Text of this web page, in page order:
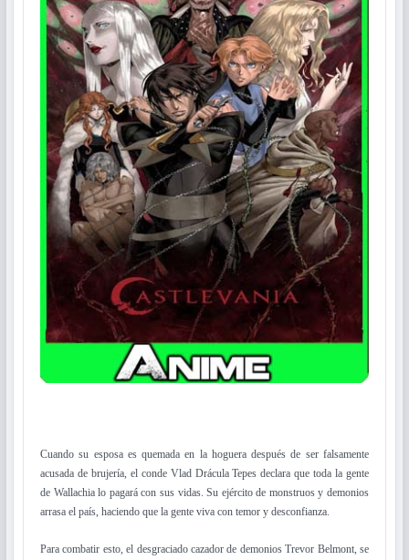
Cuando su esposa es quemada en la hoguera después de ser falsamente
acusada de brujería, el conde Vlad Drácula Tepes declara que toda la gente
de Wallachia lo pagará con sus vidas. Su ejército de monstruos y demonios
arrasa el país, haciendo que la gente viva con temor y desconfianza.
Para combatir esto, el desgraciado cazador de demonios Trevor Belmont, se